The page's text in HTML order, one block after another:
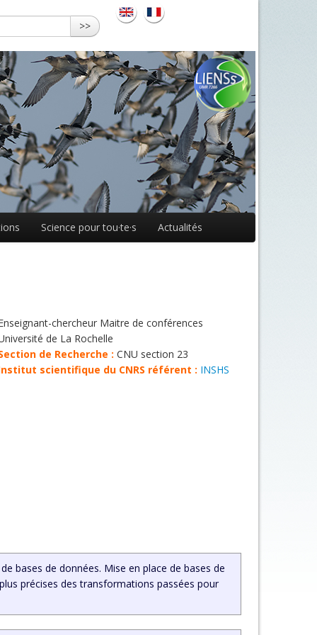
>>
Science pour tou·te·s Actualités
chercheur Maitre de conférences
de La Rochelle
de Recherche : CNU section 23
scientifique du CNRS référent : INSHS
bases de données. Mise en place de bases de
précises des transformations passées pour